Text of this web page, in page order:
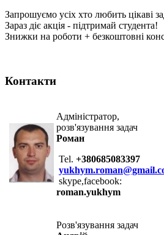
Запрошуємо усіх хто любить цікаві
Зараз діє акція - підтримай студента!
Знижки на роботи + безкоштовні
Контакти
Адміністратор,
розв'язування задач
Роман
Tel. +380685083397
skype,facebook:
roman.yukhym
Розв'язування задач